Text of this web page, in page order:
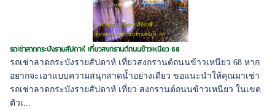
รถเช่าลาดกระบังรายสัปดาห์ เที่ยวสงกรานต์ถนนข้าวเหนียว 68
รถเช่าลาดกระบังรายสัปดาห์ เที่ยวสงกรานต์ถนนข้าวเหนียว 68 หาก
อยากจะเอาแบบความสนุกสาดน้ำอย่างเดียว ขอแนะนำให้คุณมาเช่า
รถเช่าลาดกระบังรายสัปดาห์ เที่ยว สงกรานต์ถนนข้าวเหนียว ในเขต
ตัวเ...